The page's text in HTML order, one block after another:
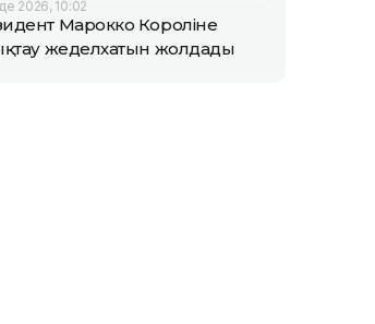
2026, 10:02
Марокко Короліне
жеделхатын жолдады